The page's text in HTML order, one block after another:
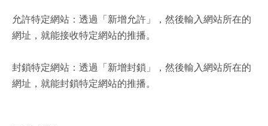
允許特定網站：透過「新增允許」，然後輸入網站所在的
網址，就能接收特定網站的推播。
封鎖特定網站：透過「新增封鎖」，然後輸入網站所在的
網址，就能封鎖特定網站的推播。